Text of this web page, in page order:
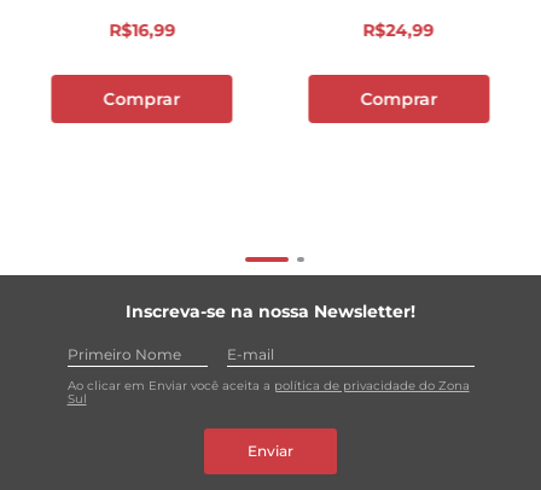
R$16,99
Comprar
R$24,99
Comprar
Inscreva-se na nossa Newsletter!
Ao clicar em Enviar você aceita a política de privacidade do Zona
Sul
Enviar